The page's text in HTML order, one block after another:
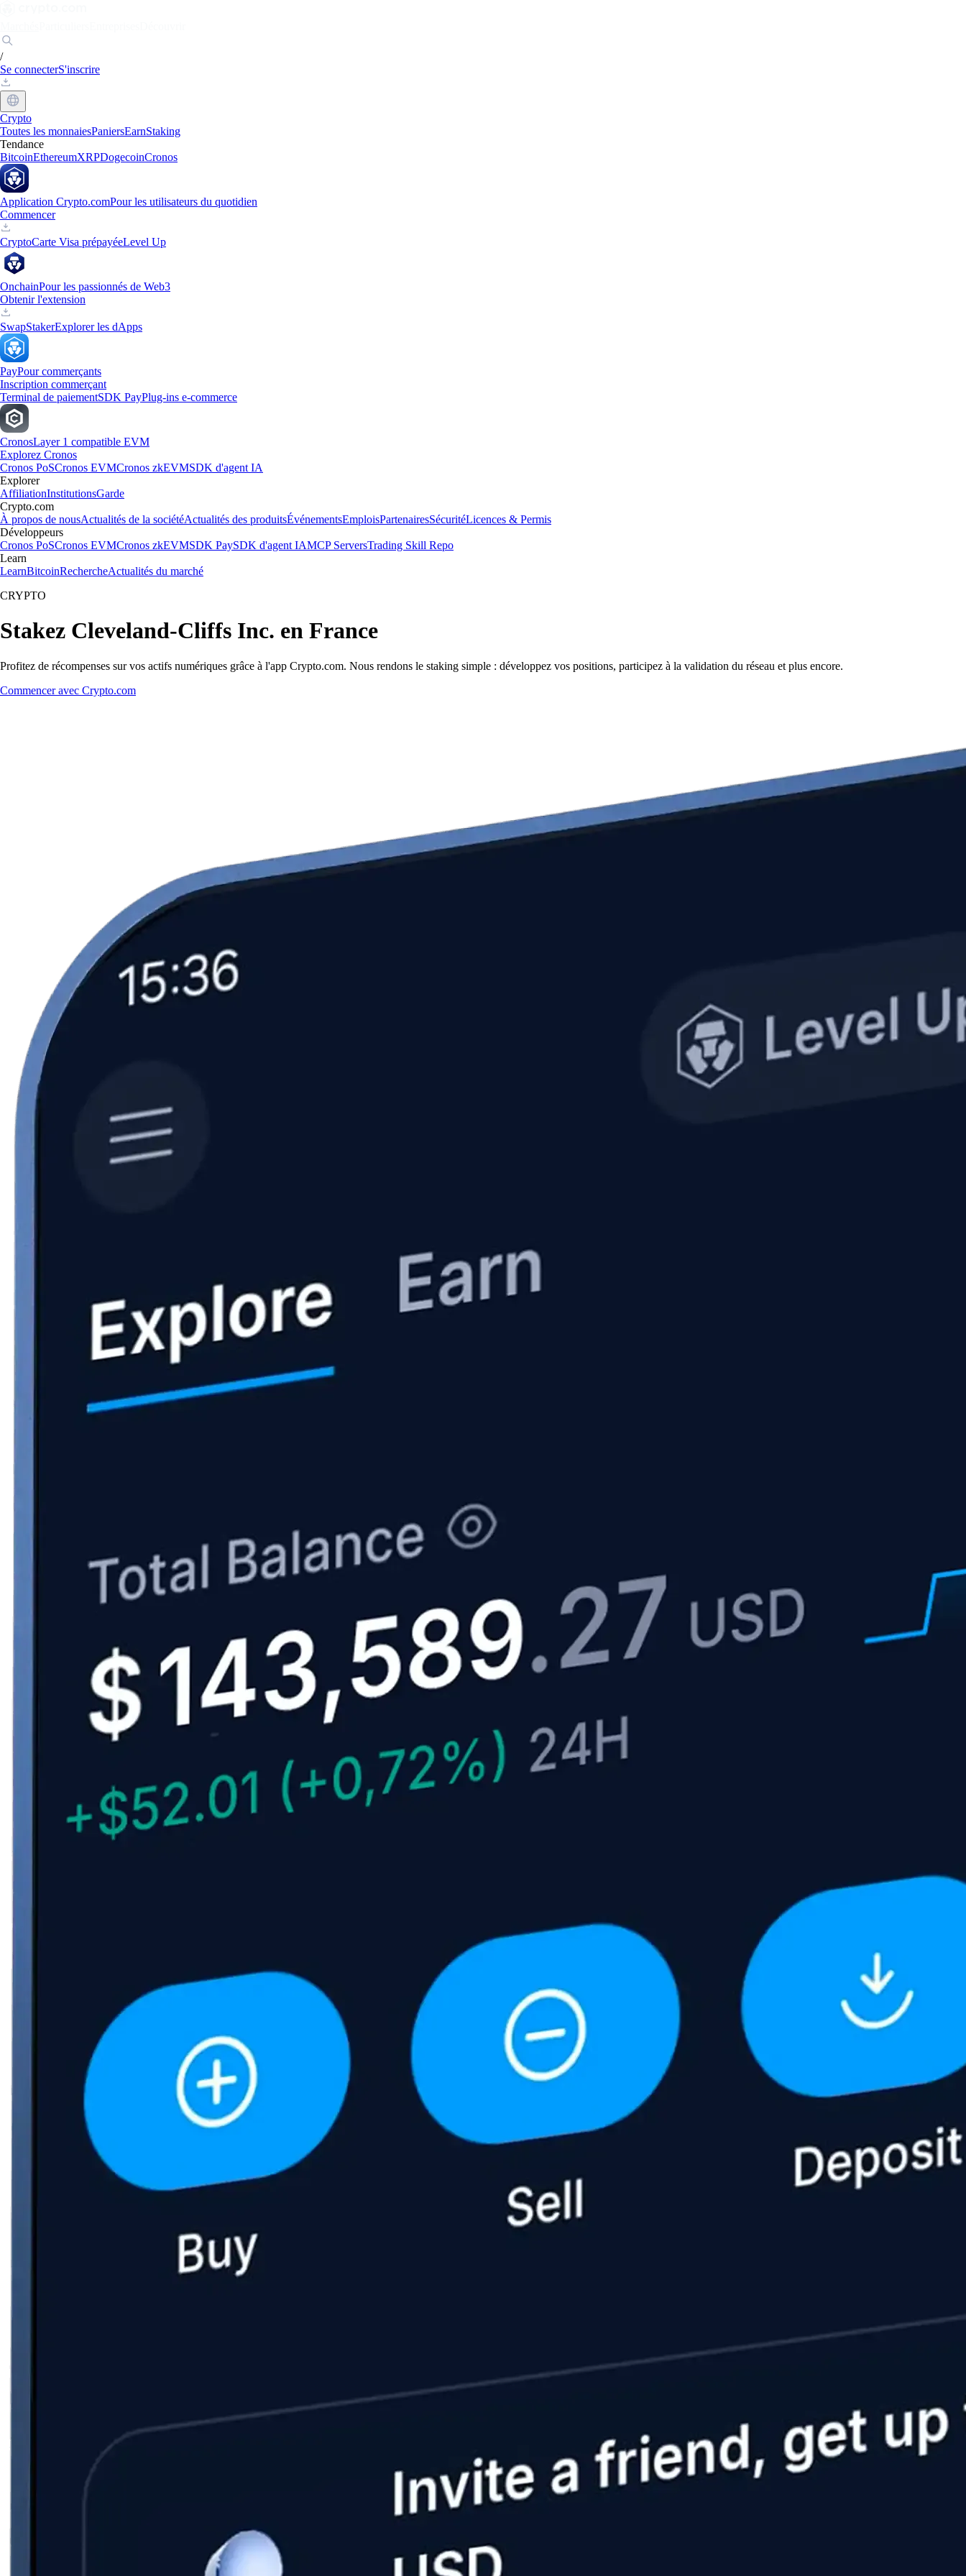
/
Se connecterS'inscrire
Crypto
Toutes les monnaiesPaniersEarnStaking
Tendance
BitcoinEthereumXRPDogecoinCronos
Application Crypto.comPour les utilisateurs du quotidien
Commencer
CryptoCarte Visa prépayéeLevel Up
OnchainPour les passionnés de Web3
Obtenir l'extension
SwapStakerExplorer les dApps
PayPour commerçants
Inscription commerçant
Terminal de paiementSDK PayPlug-ins e-commerce
CronosLayer 1 compatible EVM
Explorez Cronos
Cronos PoSCronos EVMCronos zkEVMSDK d'agent IA
Explorer
AffiliationInstitutionsGarde
Crypto.com
À propos de nousActualités de la sociétéActualités des produitsÉvénementsEmploisPartenairesSécuritéLicences & Permis
Développeurs
Cronos PoSCronos EVMCronos zkEVMSDK PaySDK d'agent IAMCP ServersTrading Skill Repo
Learn
LearnBitcoinRechercheActualités du marché
CRYPTO
Stakez Cleveland-Cliffs Inc. en France
Profitez de récompenses sur vos actifs numériques grâce à l'app Crypto.com. Nous rendons le staking simple : développez vos positions, participez à la validation du réseau et plus encore.
Commencer avec Crypto.com